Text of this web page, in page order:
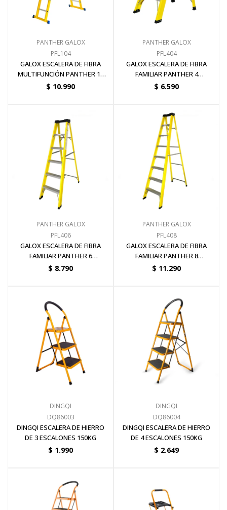
PANTHER GALOX
PFL104
GALOX ESCALERA DE FIBRA
MULTIFUNCIÓN PANTHER 16
ESCALONES
$ 10.990
PANTHER GALOX
PFL404
GALOX ESCALERA DE FIBRA
FAMILIAR PANTHER 4
ESCALONES
$ 6.590
PANTHER GALOX
PFL406
GALOX ESCALERA DE FIBRA
FAMILIAR PANTHER 6
ESCALONES
$ 8.790
PANTHER GALOX
PFL408
GALOX ESCALERA DE FIBRA
FAMILIAR PANTHER 8
ESCALONES
$ 11.290
DINGQI
DQ86003
DINGQI ESCALERA DE HIERRO
DE 3 ESCALONES 150KG
$ 1.990
DINGQI
DQ86004
DINGQI ESCALERA DE HIERRO
DE 4 ESCALONES 150KG
$ 2.649